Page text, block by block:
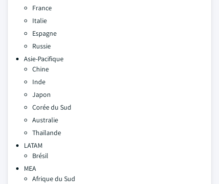
France
Italie
Espagne
Russie
Asie-Pacifique
Chine
Inde
Japon
Corée du Sud
Australie
Thaïlande
LATAM
Brésil
MEA
Afrique du Sud